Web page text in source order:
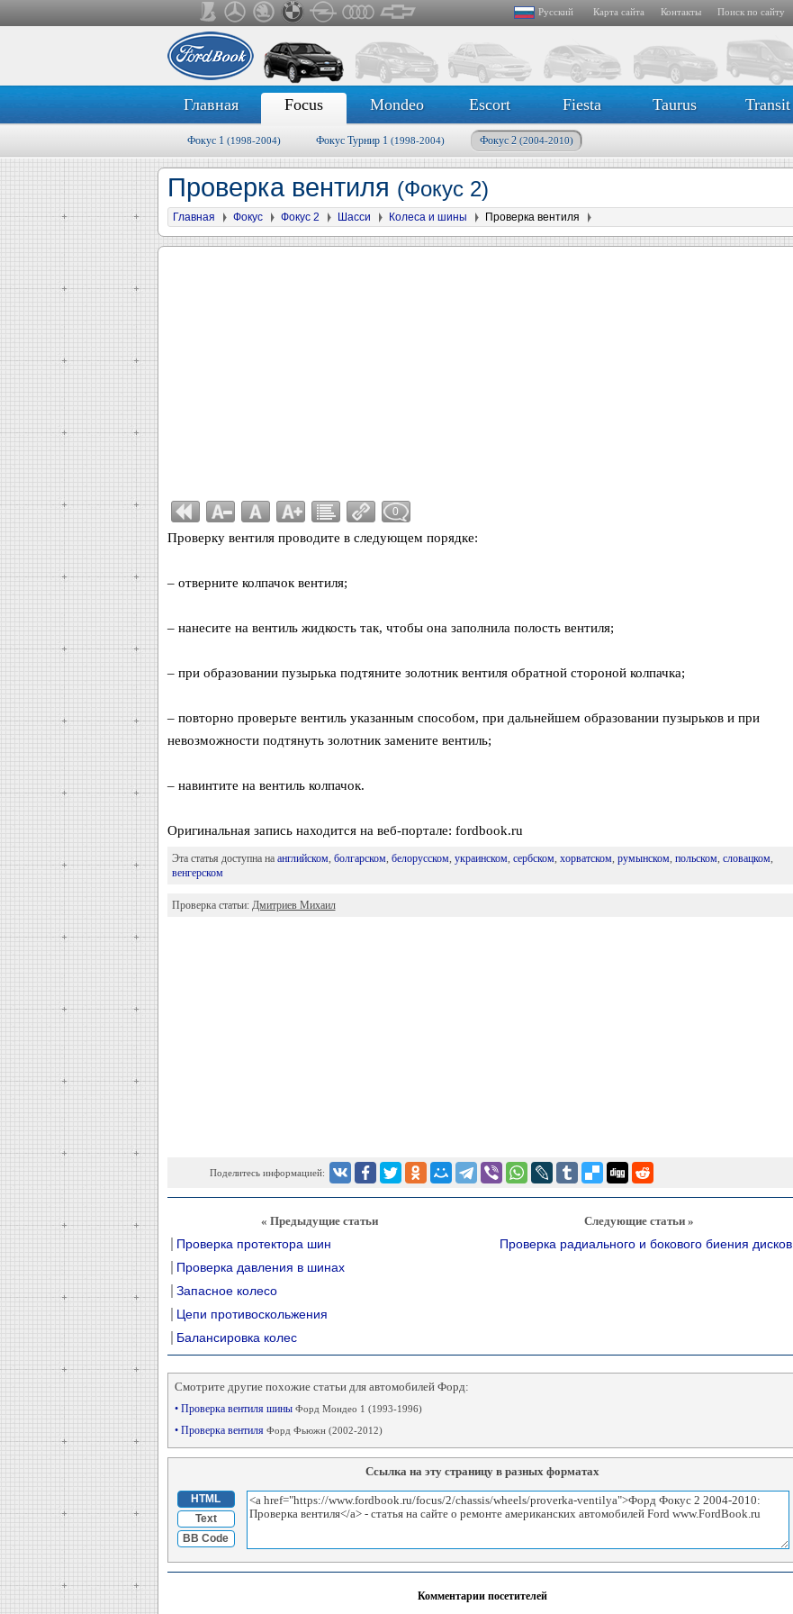
Русский Карта сайта Контакты Поиск по сайту
Главная Focus Mondeo Escort Fiesta Taurus Transit
Фокус 1 (1998-2004) Фокус Турнир 1 (1998-2004) Фокус 2 (2004-2010)
Проверка вентиля (Фокус 2)
Главная Фокус Фокус 2 Шасси Колеса и шины Проверка вентиля
0
Проверку вентиля проводите в следующем порядке:
– отверните колпачок вентиля;
– нанесите на вентиль жидкость так, чтобы она заполнила полость вентиля;
– при образовании пузырька подтяните золотник вентиля обратной стороной колпачка;
– повторно проверьте вентиль указанным способом, при дальнейшем образовании пузырьков и при
невозможности подтянуть золотник замените вентиль;
– навинтите на вентиль колпачок.
Оригинальная запись находится на веб-портале: fordbook.ru
Эта статья доступна на английском, болгарском, белорусском, украинском, сербском, хорватском, румынском, польском, словацком,
венгерском
Проверка статьи: Дмитриев Михаил
Поделитесь информацией:
« Предыдущие статьи
Проверка протектора шин
Проверка давления в шинах
Запасное колесо
Цепи противоскольжения
Балансировка колес
Следующие статьи »
Проверка радиального и бокового биения дисков
Смотрите другие похожие статьи для автомобилей Форд:
• Проверка вентиля шины Форд Мондео 1 (1993-1996)
• Проверка вентиля Форд Фьюжн (2002-2012)
Ссылка на эту страницу в разных форматах
HTML
Text
BB Code
Комментарии посетителей